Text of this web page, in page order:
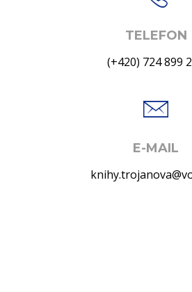
TELEFON
(+420) 724 899
E-MAIL